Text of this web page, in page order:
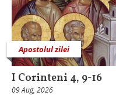
Apostolul zilei
I Corinteni 4, 9-16
09 Aug, 2026